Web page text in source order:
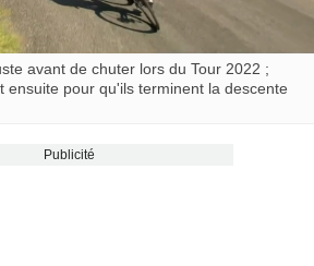
avant de chuter lors du Tour 2022 ;
ensuite pour qu'ils terminent la descente
Publicité